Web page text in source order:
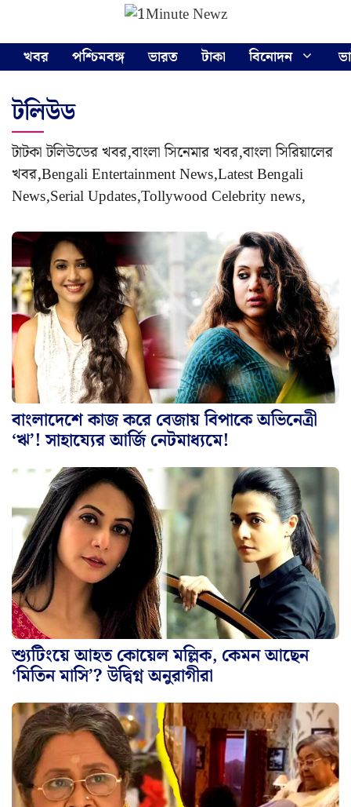
content
খবর
পশ্চিমবঙ্গ ভারত টাকা বিনোদন
টলিউড
টাটকা টলিউডের খবর,বাংলা সিনেমার খবর,বাংলা সিরিয়ালের
খবর,Bengali Entertainment News,Latest Bengali
News,Serial Updates,Tollywood Celebrity news,
বাংলাদেশে কাজ করে বেজায় বিপাকে অভিনেত্রী
‘ঋ’! সাহায্যের আর্জি নেটমাধ্যমে!
শ্যুটিংয়ে আহত কোয়েল মল্লিক, কেমন আছেন
‘মিতিন মাসি’? উদ্বিগ্ন অনুরাগীরা